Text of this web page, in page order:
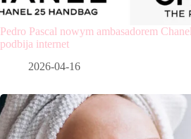
Pedro Pascal nowym ambasadorem
podbija internet
2026-04-16